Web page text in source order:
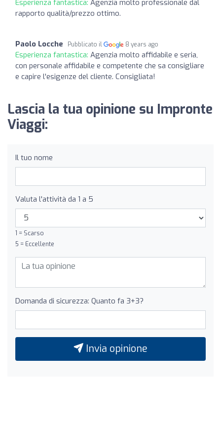
Esperienza fantastica: Agenzia molto professionale dal
rapporto qualità/prezzo ottimo.
Paolo Locche Pubblicato il 8 years ago
Esperienza fantastica: Agenzia molto affidabile e seria,
con personale affidabile e competente che sa consigliare
e capire l'esigenze del cliente. Consigliata!
Lascia la tua opinione su Impronte
Viaggi:
Il tuo nome
Valuta l'attività da 1 a 5
1 = Scarso
5 = Eccellente
Domanda di sicurezza: Quanto fa 3+3?
Invia opinione